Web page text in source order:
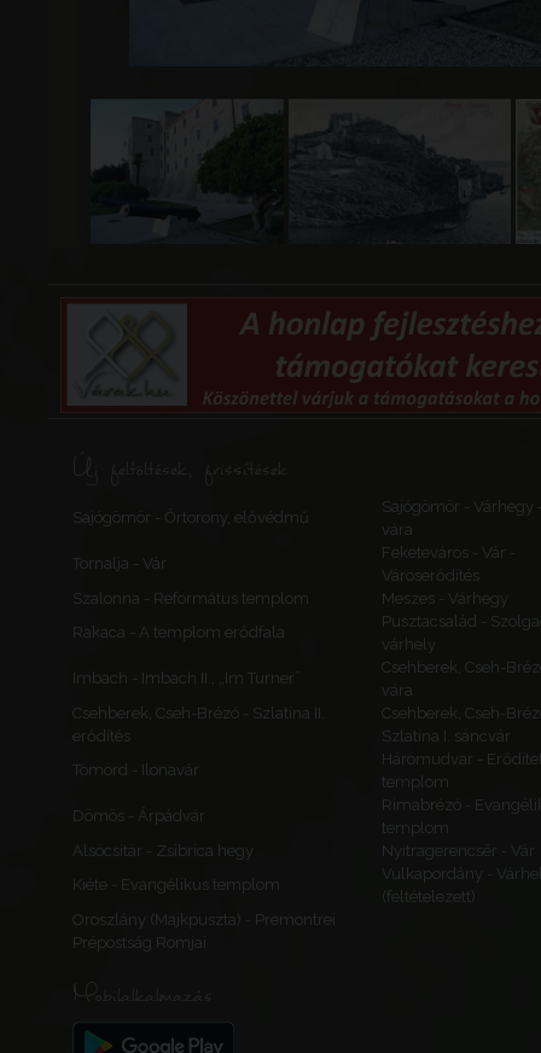
Új feltöltések, frissítések
Sajógömör - Őrtorony, elővédmű
Sajógömör - Várhegy
vára
Tornalja - Vár
Feketeváros - Vár -
Városerődítés
Szalonna - Református templom
Meszes - Várhegy
Rakaca - A templom erődfala
Pusztacsalád -
várhely
Imbach - Imbach II., „Im Turner”
Csehberek, Cseh-
vára
Csehberek, Cseh-Brézó - Szlatina II.
erődítés
Csehberek, Cseh-
Szlatina I. sáncvár
Tömörd - Ilonavár
Háromudvar -
templom
Dömös - Árpádvár
Rimabrézó -
templom
Alsócsitár - Zsibrica hegy
Nyitragerencsér - Vár
Kiéte - Evangélikus templom
Vulkapordány -
(feltételezett)
Oroszlány (Majkpuszta) - Premontrei
Prépostság Romjai
Mobilalkalmazás